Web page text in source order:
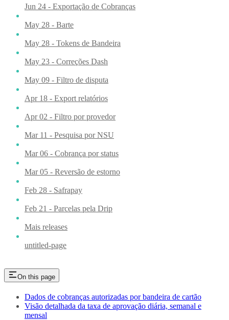
Jun 24 - Exportação de Cobranças
May 28 - Barte
May 28 - Tokens de Bandeira
May 23 - Correções Dash
May 09 - Filtro de disputa
Apr 18 - Export relatórios
Apr 02 - Filtro por provedor
Mar 11 - Pesquisa por NSU
Mar 06 - Cobrança por status
Mar 05 - Reversão de estorno
Feb 28 - Safrapay
Feb 21 - Parcelas pela Drip
Mais releases
untitled-page
On this page
Dados de cobranças autorizadas por bandeira de cartão
Visão detalhada da taxa de aprovação diária, semanal e
mensal